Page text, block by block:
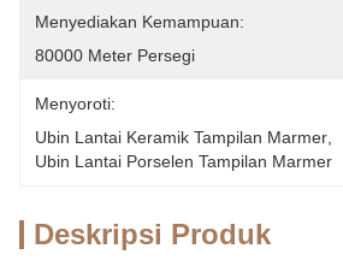
Menyediakan Kemampuan:
80000 Meter Persegi
Menyoroti:
Ubin Lantai Keramik Tampilan Marmer
Ubin Lantai Porselen Tampilan Marmer
Deskripsi Produk